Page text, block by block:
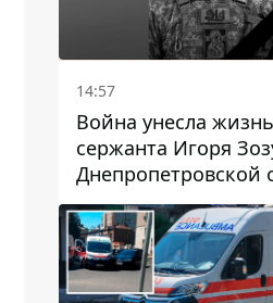
14:57
Война унесла жизнь
сержанта Игоря
Днепропетровской